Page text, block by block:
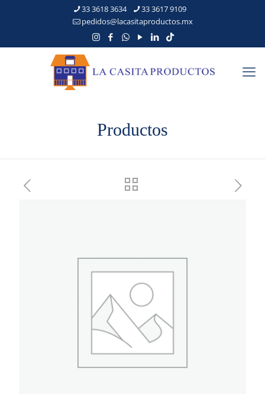
33 3618 3634
33 3617 9109
pedidos@lacasitaproductos.mx
Productos